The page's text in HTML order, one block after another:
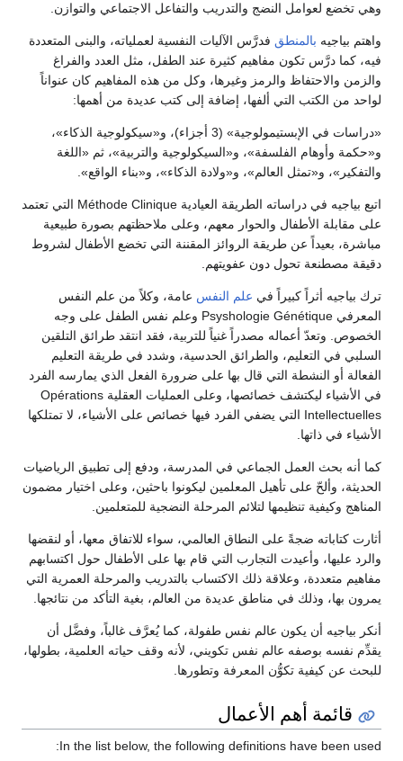
وهي تخضع لعوامل النضج والتدريب والتفاعل الاجتماعي والتوازن.
واهتم بياجيه بالمنطق فدرَّس الآليات النفسية لعملياته، والبنى المتعددة
فيه، كما درَّس تكون مفاهيم كثيرة عند الطفل، مثل العدد والفراغ
والزمن والاحتفاظ والرمز وغيرها، وكل من هذه المفاهيم كان عنواناً
لواحد من الكتب التي ألفها، إضافة إلى كتب عديدة من أهمها:
«دراسات في الإبستيمولوجية» (3 أجزاء)، و«سيكولوجية الذكاء»،
و«حكمة وأوهام الفلسفة»، و«السيكولوجية والتربية»، ثم «اللغة
والتفكير»، و«تمثل العالم»، و«ولادة الذكاء»، و«بناء الواقع».
اتبع بياجيه في دراساته الطريقة العيادية Méthode Clinique التي تعتمد
على مقابلة الأطفال والحوار معهم، وعلى ملاحظتهم بصورة طبيعية
مباشرة، بعيداً عن طريقة الروائز المقننة التي تخضع الأطفال لشروط
دقيقة مصطنعة تحول دون عفويتهم.
ترك بياجيه أثراً كبيراً في علم النفس عامة، وكلاً من علم النفس
المعرفي Psyshologie Génétique وعلم نفس الطفل على وجه
الخصوص. وتعدّ أعماله مصدراً غنياً للتربية، فقد انتقد طرائق التلقين
السلبي في التعليم، والطرائق الحدسية، وشدد في طريقة التعليم
الفعالة أو النشطة التي قال بها على ضرورة الفعل الذي يمارسه الفرد
في الأشياء ليكتشف خصائصها، وعلى العمليات العقلية Opérations
Intellectuelles التي يضفي الفرد فيها خصائص على الأشياء، لا تمتلكها
الأشياء في ذاتها.
كما أنه بحث العمل الجماعي في المدرسة، ودفع إلى تطبيق الرياضيات
الحديثة، وألحّ على تأهيل المعلمين ليكونوا باحثين، وعلى اختيار مضمون
المناهج وكيفية تنظيمها لتلائم المرحلة النضجية للمتعلمين.
أثارت كتاباته ضجةً على النطاق العالمي، سواء للاتفاق معها، أو لنقضها
والرد عليها، وأعيدت التجارب التي قام بها على الأطفال حول اكتسابهم
مفاهيم متعددة، وعلاقة ذلك الاكتساب بالتدريب والمرحلة العمرية التي
يمرون بها، وذلك في مناطق عديدة من العالم، بغية التأكد من نتائجها.
أنكر بياجيه أن يكون عالم نفس طفولة، كما يُعرَّف غالباً، وفضَّل أن
يقدِّم نفسه بوصفه عالم نفس تكويني، لأنه وقف حياته العلمية، بطولها،
للبحث عن كيفية تكوُّن المعرفة وتطورها.
قائمة أهم الأعمال
In the list below, the following definitions have been used: